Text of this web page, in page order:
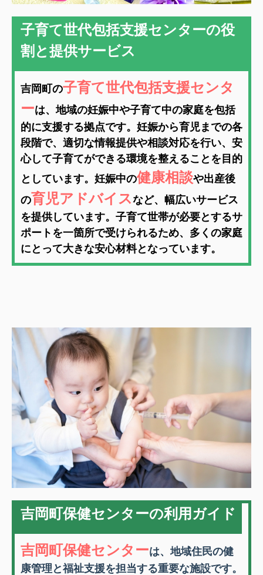
子育て世代包括支援センターの役
割と提供サービス
吉岡町の子育て世代包括支援センタ
ーは、地域の妊娠中や子育て中の家庭を包括
的に支援する拠点です。妊娠から育児までの各
段階で、適切な情報提供や相談対応を行い、安
心して子育てができる環境を整えることを目的
としています。妊娠中の健康相談や出産後
の育児アドバイスなど、幅広いサービス
を提供しています。子育て世帯が必要とするサ
ポートを一箇所で受けられるため、多くの家庭
にと って大きな安心材料となっています。
吉岡町保健センターの利用ガイド
吉岡町保健センターは、地域住民の健
康管理と福祉支援を担当する重要な施設です。